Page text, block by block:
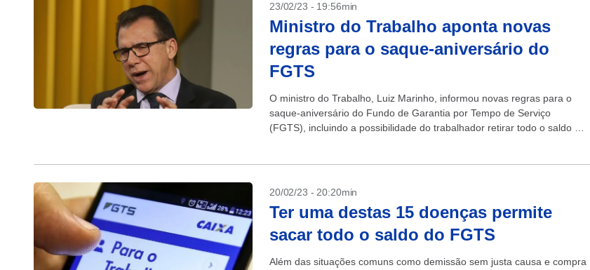
23/02/23 - 19:56min
Ministro do Trabalho aponta novas
regras para o saque-aniversário do
FGTS
O ministro do Trabalho, Luiz Marinho, informou novas regras para o
saque-aniversário do Fundo de Garantia por Tempo de Serviço
(FGTS), incluindo a possibilidade do trabalhador retirar todo o saldo de
20/02/23 - 20:20min
Ter uma destas 15 doenças permite
sacar todo o saldo do FGTS
Além das situações comuns como demissão sem justa causa e compra